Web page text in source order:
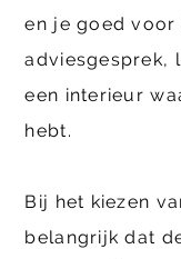
en je goed voor
adviesgesprek,
een interieur
hebt.
Bij het kiezen
belangrijk dat